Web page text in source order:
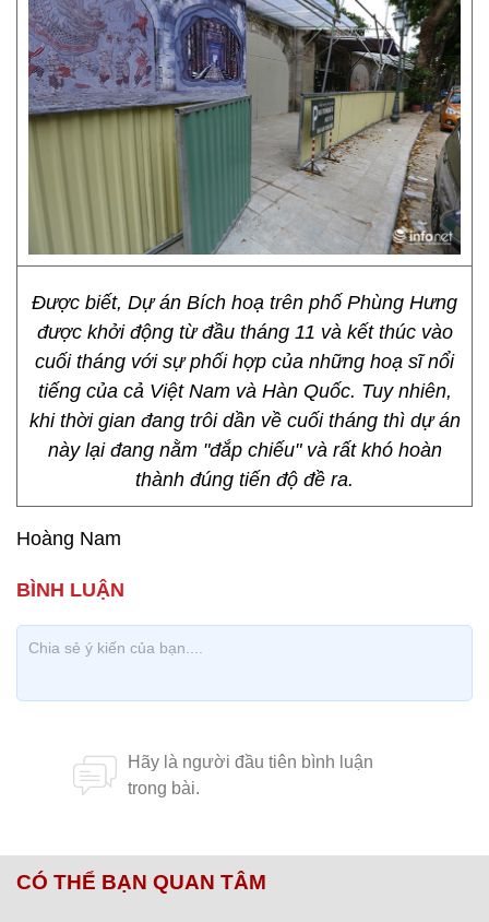
Được biết, Dự án Bích hoạ trên phố Phùng Hưng
được khởi động từ đầu tháng 11 và kết thúc vào
cuối tháng với sự phối hợp của những hoạ sĩ nổi
tiếng của cả Việt Nam và Hàn Quốc. Tuy nhiên,
khi thời gian đang trôi dần về cuối tháng thì dự án
này lại đang nằm "đắp chiếu" và rất khó hoàn
thành đúng tiến độ đề ra.
Hoàng Nam
CÓ THỂ BẠN QUAN TÂM